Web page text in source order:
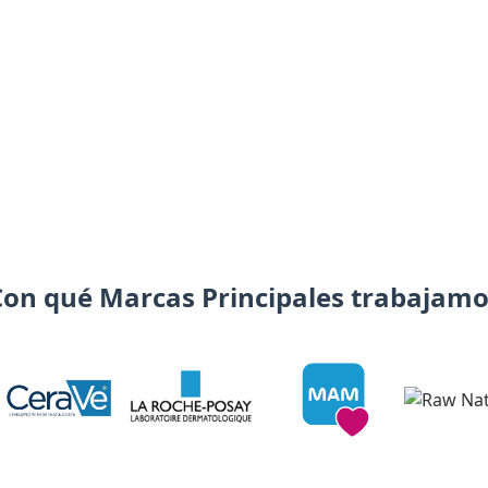
qué Marcas Principales